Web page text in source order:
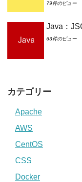
79件のビュー
Java：
63件のビュー
カテゴリー
Apache
AWS
CentOS
CSS
Docker